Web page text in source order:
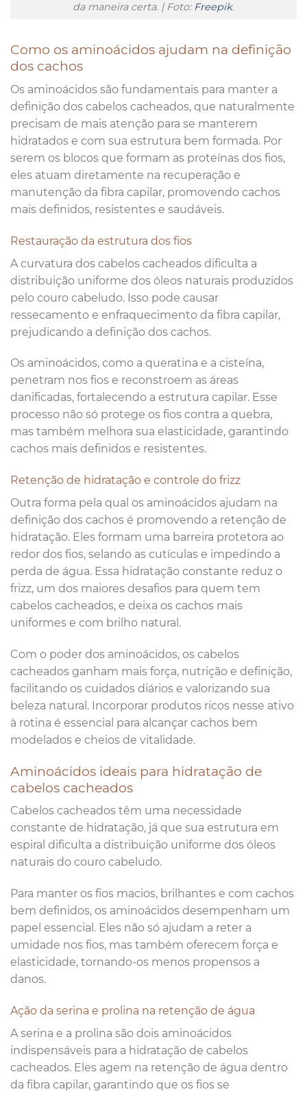
da maneira certa. | Foto: Freepik.
Como os aminoácidos ajudam na definição
dos cachos
Os aminoácidos são fundamentais para manter a
definição dos cabelos cacheados, que naturalmente
precisam de mais atenção para se manterem
hidratados e com sua estrutura bem formada. Por
serem os blocos que formam as proteínas dos fios,
eles atuam diretamente na recuperação e
manutenção da fibra capilar, promovendo cachos
mais definidos, resistentes e saudáveis.
Restauração da estrutura dos fios
A curvatura dos cabelos cacheados dificulta a
distribuição uniforme dos óleos naturais produzidos
pelo couro cabeludo. Isso pode causar
ressecamento e enfraquecimento da fibra capilar,
prejudicando a definição dos cachos.
Os aminoácidos, como a queratina e a cisteína,
penetram nos fios e reconstroem as áreas
danificadas, fortalecendo a estrutura capilar. Esse
processo não só protege os fios contra a quebra,
mas também melhora sua elasticidade, garantindo
cachos mais definidos e resistentes.
Retenção de hidratação e controle do frizz
Outra forma pela qual os aminoácidos ajudam na
definição dos cachos é promovendo a retenção de
hidratação. Eles formam uma barreira protetora ao
redor dos fios, selando as cutículas e impedindo a
perda de água. Essa hidratação constante reduz o
frizz, um dos maiores desafios para quem tem
cabelos cacheados, e deixa os cachos mais
uniformes e com brilho natural.
Com o poder dos aminoácidos, os cabelos
cacheados ganham mais força, nutrição e definição,
facilitando os cuidados diários e valorizando sua
beleza natural. Incorporar produtos ricos nesse ativo
à rotina é essencial para alcançar cachos bem
modelados e cheios de vitalidade.
Aminoácidos ideais para hidratação de
cabelos cacheados
Cabelos cacheados têm uma necessidade
constante de hidratação, já que sua estrutura em
espiral dificulta a distribuição uniforme dos óleos
naturais do couro cabeludo.
Para manter os fios macios, brilhantes e com cachos
bem definidos, os aminoácidos desempenham um
papel essencial. Eles não só ajudam a reter a
umidade nos fios, mas também oferecem força e
elasticidade, tornando-os menos propensos a
danos.
Ação da serina e prolina na retenção de água
A serina e a prolina são dois aminoácidos
indispensáveis para a hidratação de cabelos
cacheados. Eles agem na retenção de água dentro
da fibra capilar, garantindo que os fios se